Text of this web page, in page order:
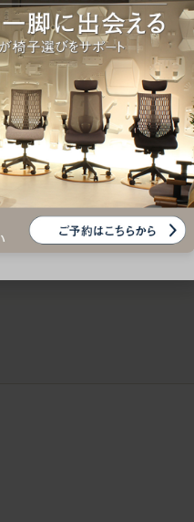
椅子に座っているのに疲
疲れにくいチェアの選び方